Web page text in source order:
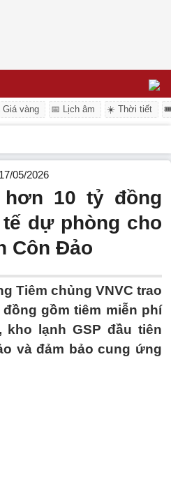
Giá vàng 📅 Lịch âm ☀️ Thời tiết
05/2026
10 tỷ đồng
dự phòng cho
Côn Đảo
Tiêm chủng VNVC trao
gồm tiêm miễn phí
lạnh GSP đầu tiên
và đảm bảo cung ứng